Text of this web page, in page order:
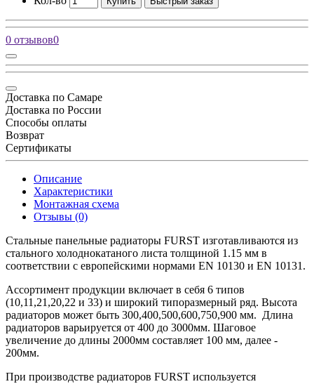
0 отзывов0
Доставка по Самаре
Доставка по России
Способы оплаты
Возврат
Сертификаты
Описание
Характеристики
Монтажная схема
Отзывы (0)
Стальные панельные радиаторы FURST изготавливаются из
стального холоднокатаного листа толщиной 1.15 мм в
соответствии с европейскими нормами EN 10130 и EN 10131.
Ассортимент продукции включает в себя 6 типов
(10,11,21,20,22 и 33) и широкий типоразмерный ряд. Высота
радиаторов может быть 300,400,500,600,750,900 мм. Длина
радиаторов варьируется от 400 до 3000мм. Шаговое
увеличение до длины 2000мм составляет 100 мм, далее -
200мм.
При производстве радиаторов FURST используется